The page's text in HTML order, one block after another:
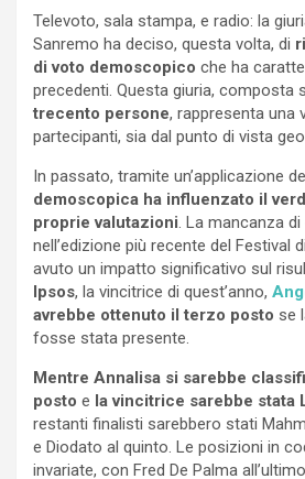
Televoto, sala stampa, e radio: la
Sanremo ha deciso, questa volta, di
di voto demoscopico che ha
precedenti. Questa giuria, composta
trecento persone, rappresenta una
partecipanti, sia dal punto di vista
In passato, tramite un’applicazione
demoscopica ha influenzato il
proprie valutazioni. La mancanza
nell’edizione più recente del Festival
avuto un impatto significativo sul
Ipsos, la vincitrice di quest’anno,
avrebbe ottenuto il terzo posto se
fosse stata presente.
Mentre Annalisa si sarebbe
posto e la vincitrice sarebbe stata
restanti finalisti sarebbero stati
e Diodato al quinto. Le posizioni in
invariate, con Fred De Palma